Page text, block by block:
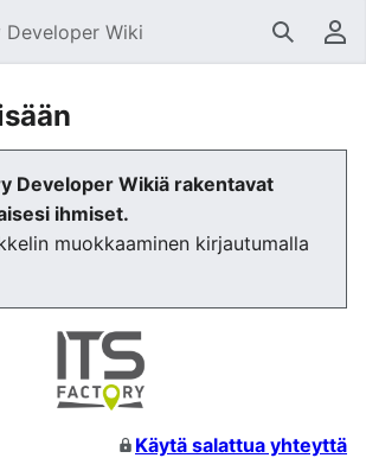
Developer Wiki Hae
Developer Wikiä rakentavat
ihmiset.
muokkaaminen kirjautumalla
Käytä salattua yhteyttä